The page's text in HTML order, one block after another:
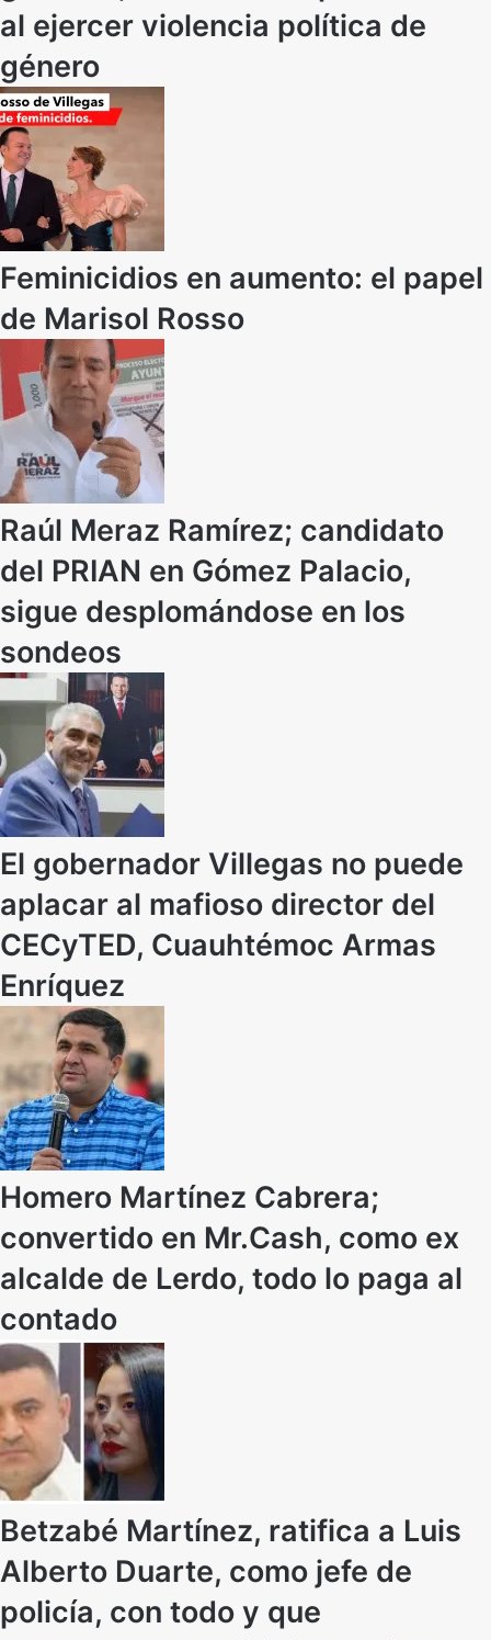
al ejercer violencia política de
género
Feminicidios en aumento: el papel
de Marisol Rosso
Raúl Meraz Ramírez; candidato
del PRIAN en Gómez Palacio,
sigue desplomándose en los
sondeos
El gobernador Villegas no puede
aplacar al mafioso director del
CECyTED, Cuauhtémoc Armas
Enríquez
Homero Martínez Cabrera;
convertido en Mr.Cash, como ex
alcalde de Lerdo, todo lo paga al
contado
Betzabé Martínez, ratifica a Luis
Alberto Duarte, como jefe de
policía, con todo y que